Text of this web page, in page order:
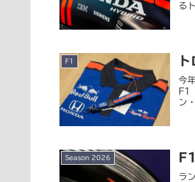
る
F1
今
F1
ン
Season 2026
ラ